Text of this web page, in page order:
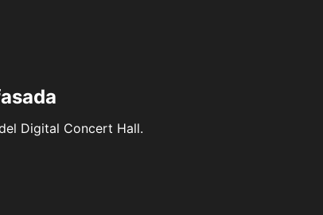
Digital Concert Hall.